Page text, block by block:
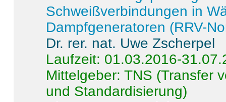
Schweißverbindungen in
Dampfgeneratoren (RRV-
Dr. rer. nat. Uwe Zscherpel
Laufzeit: 01.03.2016-
Mittelgeber: TNS (Transfer
und Standardisierung)